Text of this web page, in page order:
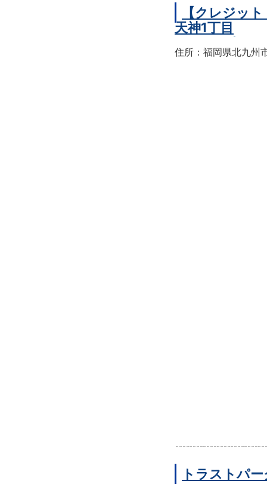
【クレジッ
天神1丁目
住所：福岡県北九州
トラストパ